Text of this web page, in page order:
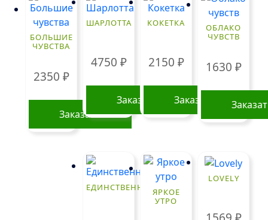
БОЛЬШИЕ
ЧУВСТВА
2350 ₽
Заказать
ШАРЛОТТА
4750 ₽
Заказать
КОКЕТКА
2150 ₽
Заказать
ОБЛАКО
ЧУВСТВ
1630 ₽
ЕДИНСТВЕННОЙЯРКОЕ
УТРО
LOVELY